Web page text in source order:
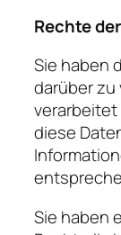
Rechte
Sie haben
darüber
diese
Sie haben